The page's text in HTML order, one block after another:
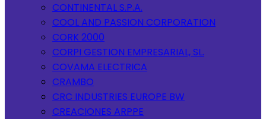
CONTINENTAL S.P.A.
COOL AND PASSION CORPORATION
CORK 2000
CORPI GESTION EMPRESARIAL, SL.
COVAMA ELECTRICA
CRAMBO
CRC INDUSTRIES EUROPE BW
CREACIONES ARPPE